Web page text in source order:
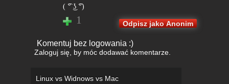
( ͡° ͜ʖ ͡°)
1 Odpisz jako Anonim
Komentuj bez logowania :)
Zaloguj się, by móc dodawać komentarze.
Linux vs Widnows vs Mac